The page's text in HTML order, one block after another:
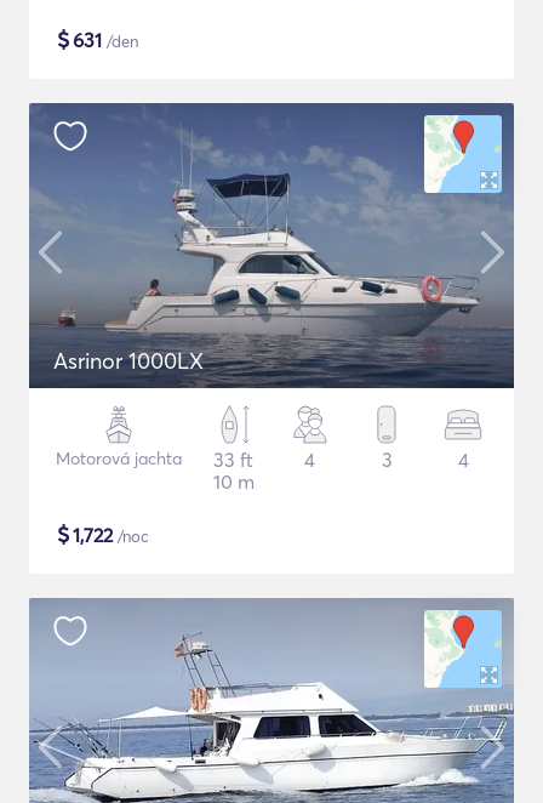
$631 /den
Asrinor 1000LX
Motorová jachta
33 ft
10 m
4 3 4
$1,722/noc